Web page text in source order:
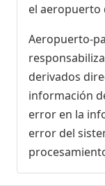
el aeropuerto
Aeropuerto-
derivados
información
error en la
error del